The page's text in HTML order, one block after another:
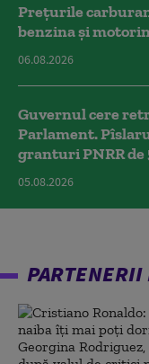
Prețurile
benzina și
06.08.2026
Guvernul cere
Parlament.
granturi PNRR
05.08.2026
PARTENERII